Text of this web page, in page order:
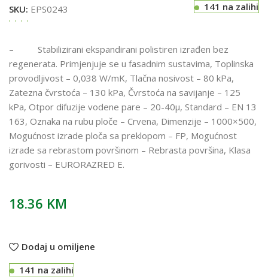
SKU: EPS0243 141 na zalihi
– Stabilizirani ekspandirani polistiren izrađen bez
regenerata. Primjenjuje se u fasadnim sustavima, Toplinska
provodljivost – 0,038 W/mK, Tlačna nosivost – 80 kPa,
Zatezna čvrstoća – 130 kPa, Čvrstoća na savijanje – 125
kPa, Otpor difuzije vodene pare – 20-40µ, Standard – EN 13
163, Oznaka na rubu ploče – Crvena, Dimenzije – 1000×500,
Mogućnost izrade ploča sa preklopom – FP, Mogućnost
izrade sa rebrastom površinom – Rebrasta površina, Klasa
gorivosti – EURORAZRED E.
18.36 KM
Dodaj u omiljene
141 na zalihi